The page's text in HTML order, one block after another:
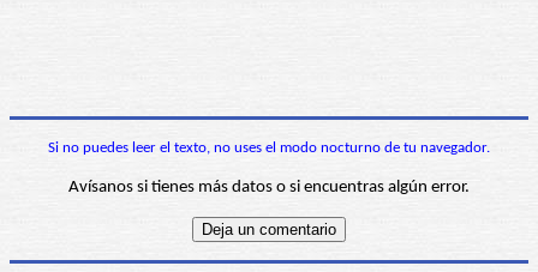
Si no puedes leer el texto, no uses el modo nocturno de tu navegador.
Avísanos si tienes más datos o si encuentras algún error.